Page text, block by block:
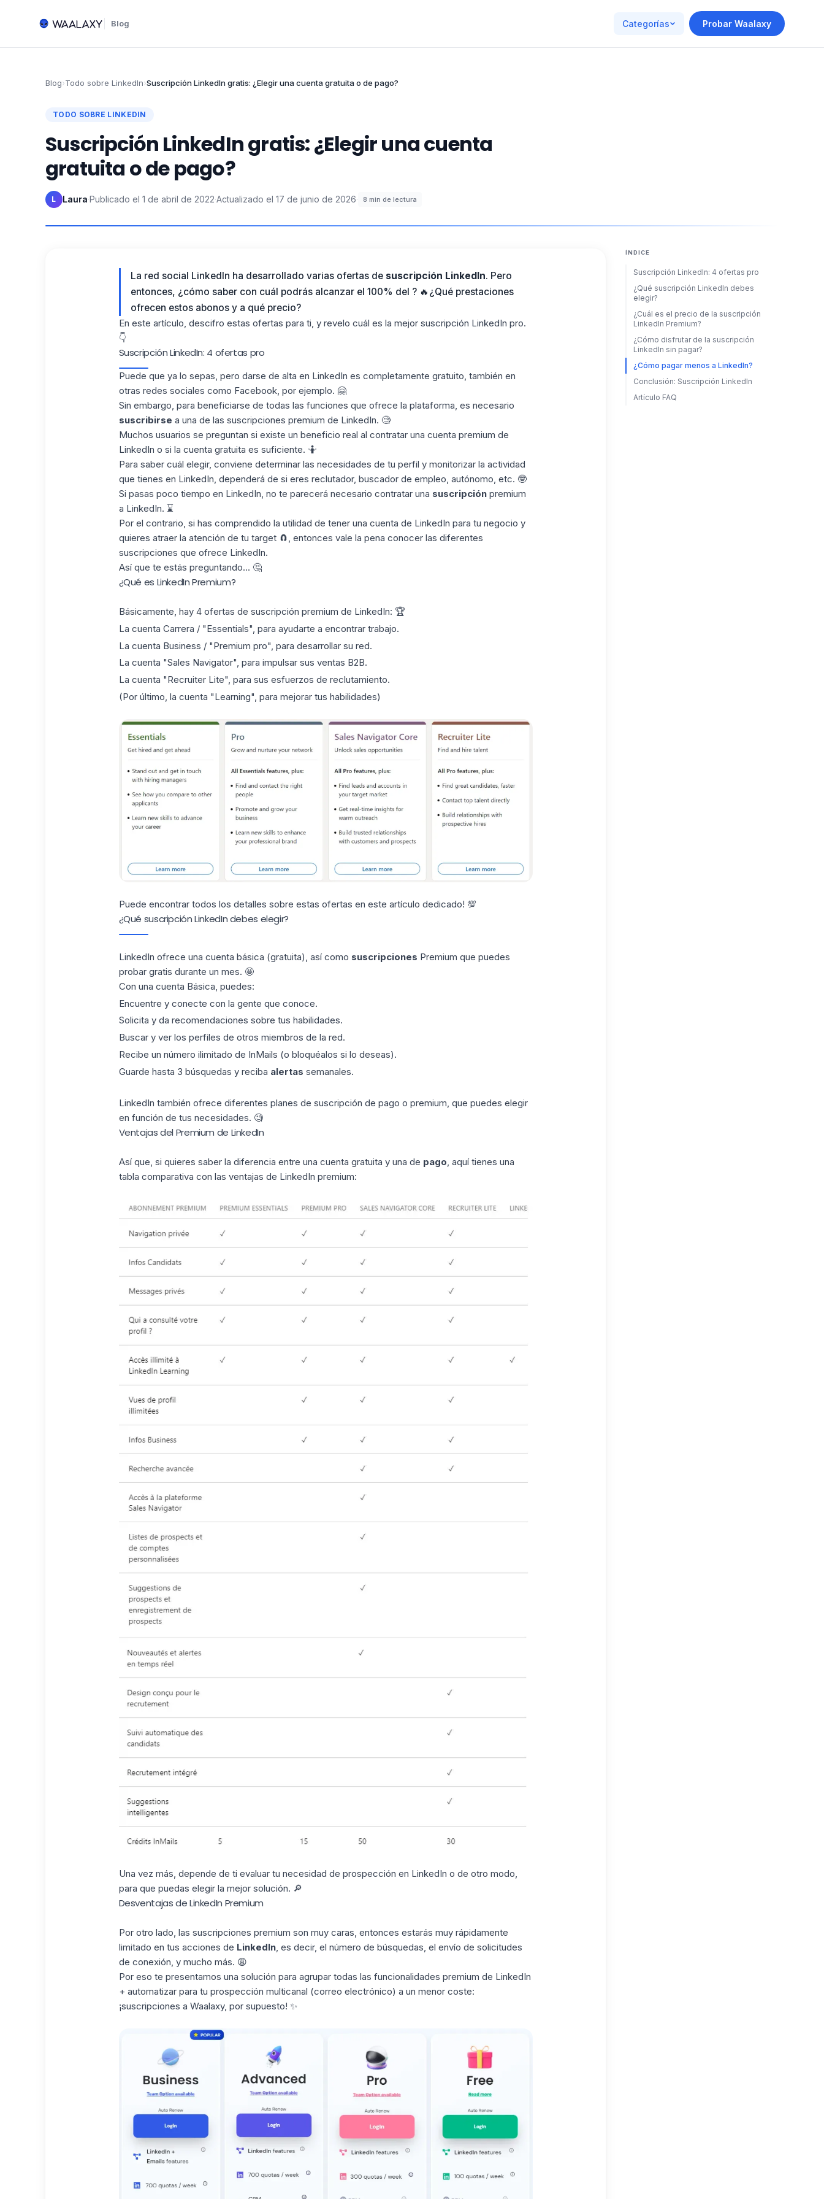
Blog Categorías Probar Waalaxy
Blog›Todo sobre LinkedIn›Suscripción LinkedIn gratis: ¿Elegir una cuenta gratuita o de pago?
TODO SOBRE LINKEDIN
Suscripción LinkedIn gratis: ¿Elegir una cuenta
gratuita o de pago?
L Laura·Publicado el 1 de abril de 2022·Actualizado el 17 de junio de 2026· 8 min de lectura
La red social LinkedIn ha desarrollado varias ofertas de suscripción LinkedIn. Pero
entonces, ¿cómo saber con cuál podrás alcanzar el 100% del ? 🔥¿Qué prestaciones
ofrecen estos abonos y a qué precio?
En este artículo, descifro estas ofertas para ti, y revelo cuál es la mejor suscripción LinkedIn pro.
👇
Suscripción LinkedIn: 4 ofertas pro
Puede que ya lo sepas, pero darse de alta en LinkedIn es completamente gratuito, también en
otras redes sociales como Facebook, por ejemplo. 🤗
Sin embargo, para beneficiarse de todas las funciones que ofrece la plataforma, es necesario
suscribirse a una de las suscripciones premium de LinkedIn. 🧐
Muchos usuarios se preguntan si existe un beneficio real al contratar una cuenta premium de
LinkedIn o si la cuenta gratuita es suficiente. 🤷
Para saber cuál elegir, conviene determinar las necesidades de tu perfil y monitorizar la actividad
que tienes en LinkedIn, dependerá de si eres reclutador, buscador de empleo, autónomo, etc. 🤓
Si pasas poco tiempo en LinkedIn, no te parecerá necesario contratar una suscripciónpremium
a LinkedIn. ⌛
Por el contrario, si has comprendido la utilidad de tener una cuenta de LinkedIn para tu negocio y
quieres atraer la atención de tu target 🧲, entonces vale la pena conocer las diferentes
suscripciones que ofrece LinkedIn.
Así que te estás preguntando... 🤔
¿Qué es LinkedIn Premium?
Básicamente, hay 4 ofertas de suscripción premium de LinkedIn: 🏆
La cuenta Carrera / "Essentials", para ayudarte a encontrar trabajo.
La cuenta Business / "Premium pro", para desarrollar su red.
La cuenta "Sales Navigator", para impulsar sus ventas B2B.
La cuenta "Recruiter Lite", para sus esfuerzos de reclutamiento.
(Por último, la cuenta "Learning", para mejorar tus habilidades)
Puede encontrar todos los detalles sobre estas ofertas en este artículo dedicado! 💯
¿Qué suscripción LinkedIn debes elegir?
LinkedIn ofrece una cuenta básica (gratuita), así como suscripciones Premium que puedes
probar gratis durante un mes. 🤩
Con una cuenta Básica, puedes:
Encuentre y conecte con la gente que conoce.
Solicita y da recomendaciones sobre tus habilidades.
Buscar y ver los perfiles de otros miembros de la red.
Recibe un número ilimitado de InMails (o bloquéalos si lo deseas).
Guarde hasta 3 búsquedas y reciba alertas semanales.
LinkedIn también ofrece diferentes planes de suscripción de pago o premium, que puedes elegir
en función de tus necesidades. 🧐
Ventajas del Premium de LinkedIn
Así que, si quieres saber la diferencia entre una cuenta gratuita y una de pago, aquí tienes una
tabla comparativa con las ventajas de LinkedIn premium:
Una vez más, depende de ti evaluar tu necesidad de prospección en LinkedIn o de otro modo,
para que puedas elegir la mejor solución. 🔎
Desventajas de LinkedIn Premium
Por otro lado, las suscripciones premium son muy caras, entonces estarás muy rápidamente
limitado en tus acciones de LinkedIn, es decir, el número de búsquedas, el envío de solicitudes
de conexión, y mucho más. 😩
Por eso te presentamos una solución para agrupar todas las funcionalidades premium de LinkedIn
+ automatizar para tu prospección multicanal (correo electrónico) a un menor coste:
¡suscripciones a Waalaxy, por supuesto! ✨
ÍNDICE
Suscripción LinkedIn: 4 ofertas pro
¿Qué suscripción LinkedIn debes
elegir?
¿Cuál es el precio de la suscripción
LinkedIn Premium?
¿Cómo disfrutar de la suscripción
LinkedIn sin pagar?
¿Cómo pagar menos a LinkedIn?
Conclusión: Suscripción LinkedIn
Artículo FAQ